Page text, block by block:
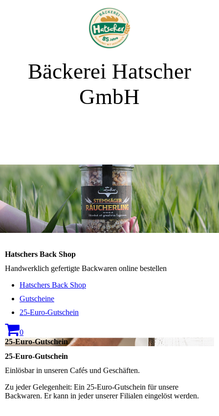
Bäckerei Hatscher
GmbH
Hatschers Back Shop
Handwerklich gefertigte Backwaren online bestellen
Hatschers Back Shop
Gutscheine
25-Euro-Gutschein
0
25-Euro-Gutschein
25-Euro-Gutschein
Einlösbar in unseren Cafés und Geschäften.
Zu jeder Gelegenheit: Ein 25-Euro-Gutschein für unsere
Backwaren. Er kann in jeder unserer Filialen eingelöst werden.